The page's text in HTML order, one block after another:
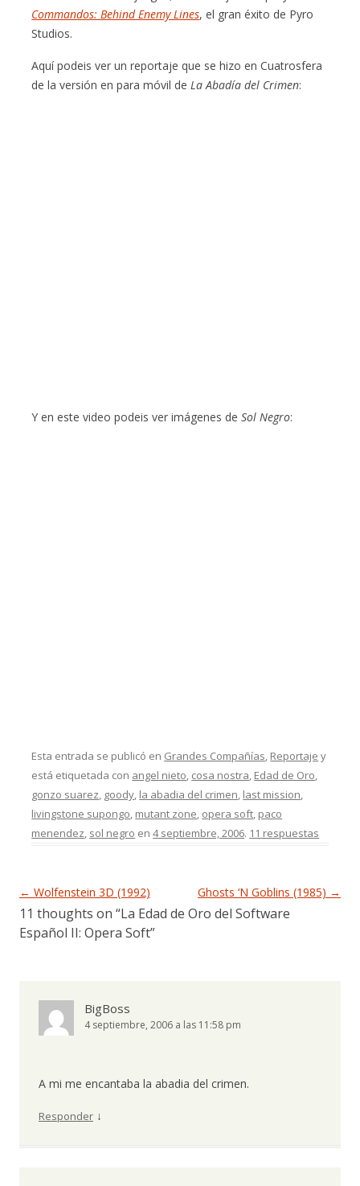
Commandos: Behind Enemy Lines, el gran éxito de Pyro
Studios.
Aquí podeis ver un reportaje que se hizo en Cuatrosfera
de la versión en para móvil deLa Abadía del Crimen:
Y en este video podeis ver imágenes deSol Negro:
Esta entrada se publicó en Grandes Compañías, Reportaje y
está etiquetada con angel nieto, cosa nostra, Edad de Oro,
gonzo suarez, goody, la abadia del crimen, last mission,
livingstone supongo, mutant zone, opera soft, paco
menendez, sol negro en4 septiembre, 2006. 11 respuestas
Navegación de entradas
← Wolfenstein 3D (1992) Ghosts ‘N Goblins (1985) →
11 thoughts on “La Edad de Oro del Software
Español II: Opera Soft”
BigBoss
4 septiembre, 2006 a las 11:58 pm
A mi me encantaba la abadia del crimen.
Responder ↓